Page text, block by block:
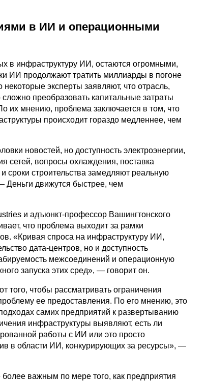
в ИИ и операционными
в инфраструктуру ИИ, остаются огромными,
ИИ продолжают тратить миллиарды в погоне
эксперты заявляют, что отрасль,
преобразовать капитальные затраты
их мнению, проблема заключается в том, что
происходит гораздо медленнее, чем
новостей, но доступность электроэнергии,
сетей, вопросы охлаждения, поставка
сроки строительства замедляют реальную
движутся быстрее, чем
и адъюнкт-профессор Вашингтонского
что проблема выходит за рамки
«Кривая спроса на инфраструктуру ИИ,
дата-центров, но и доступность
межсоединений и операционную
запуска этих сред», — говорит он.
того, чтобы рассматривать ограничения
ее предоставления. По его мнению, это
самих предприятий к развертыванию
инфраструктуры выявляют, есть ли
работы с ИИ или это просто
в области ИИ, конкурирующих за ресурсы», —
важным по мере того, как предприятия